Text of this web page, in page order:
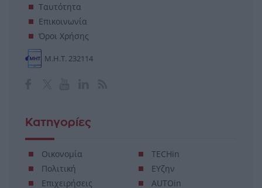
Ταυτότητα
Επικοινωνία
Όροι Χρήσης
Μ.Η.Τ. 232114
Κατηγορίες
Οικονομία
Πολιτική
Επιχειρήσεις
TECHin
ΕΥζην
AUTOin